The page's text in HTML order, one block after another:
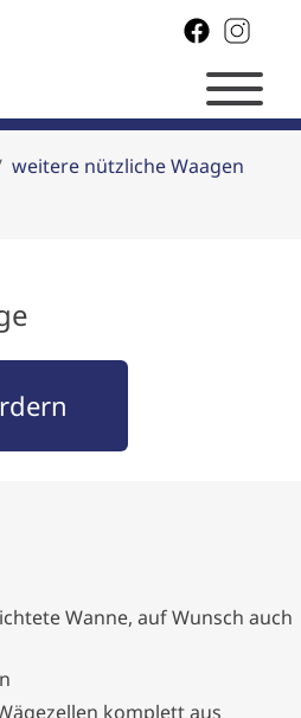
weitere nützliche Waagen
Wanne, auf Wunsch auch
komplett aus